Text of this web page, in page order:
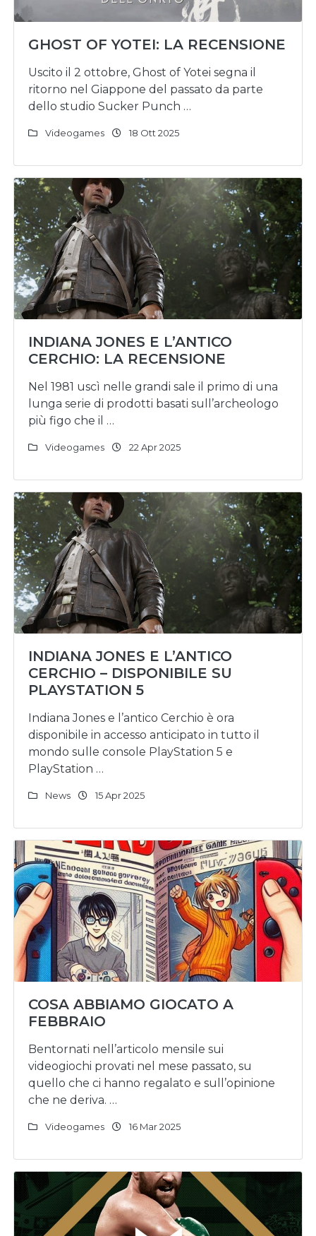
GHOST OF YOTEI: LA RECENSIONE
Uscito il 2 ottobre, Ghost of Yotei segna il
ritorno nel Giappone del passato da parte
dello studio Sucker Punch …
Videogames 18 Ott 2025
INDIANA JONES E L’ANTICO
CERCHIO: LA RECENSIONE
Nel 1981 uscì nelle grandi sale il primo di una
lunga serie di prodotti basati sull’archeologo
più figo che il …
Videogames 22 Apr 2025
INDIANA JONES E L’ANTICO
CERCHIO – DISPONIBILE SU
PLAYSTATION 5
Indiana Jones e l’antico Cerchio è ora
disponibile in accesso anticipato in tutto il
mondo sulle console PlayStation 5 e
PlayStation …
News 15 Apr 2025
COSA ABBIAMO GIOCATO A
FEBBRAIO
Bentornati nell’articolo mensile sui
videogiochi provati nel mese passato, su
quello che ci hanno regalato e sull’opinione
che ne deriva. …
Videogames 16 Mar 2025